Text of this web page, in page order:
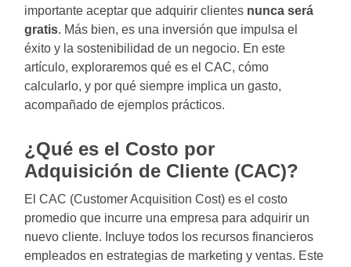
importante aceptar que adquirir clientes nunca será
gratis. Más bien, es una inversión que impulsa el
éxito y la sostenibilidad de un negocio. En este
artículo, exploraremos qué es el CAC, cómo
calcularlo, y por qué siempre implica un gasto,
acompañado de ejemplos prácticos.
¿Qué es el Costo por
Adquisición de Cliente (CAC)?
El CAC (Customer Acquisition Cost) es el costo
promedio que incurre una empresa para adquirir un
nuevo cliente. Incluye todos los recursos financieros
empleados en estrategias de marketing y ventas. Este